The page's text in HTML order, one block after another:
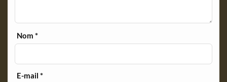
Nom*
E-mail*